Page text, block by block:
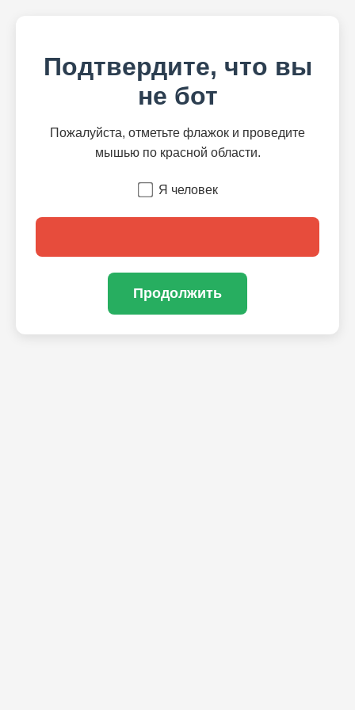
Подтвердите, что вы
не бот
Пожалуйста, отметьте флажок и проведите
мышью по красной области.
Я человек
Продолжить